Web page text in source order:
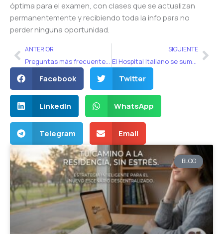
óptima para el examen, con clases que se actualizan
permanentemente y recibiendo toda la info para no
perder ninguna oportunidad.
AntANTERIOR
Preguntas más frecuentes del examen único 2019
SIGUIENTE
El Hospital Italiano se suma al examen único, ¿y ahora qué?
Facebook Twitter
LinkedIn WhatsApp
Telegram Email
BLOG